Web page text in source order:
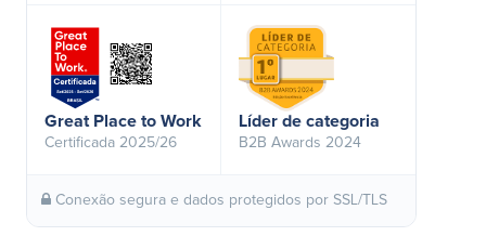
Great Place to Work
Certificada 2025/26
Líder de categoria
B2B Awards 2024
Conexão segura e dados protegidos por SSL/TLS